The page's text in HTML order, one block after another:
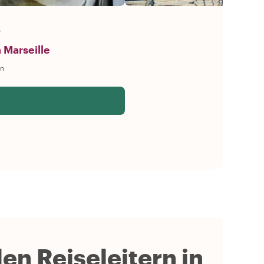
Marseille
Reiseleitern in